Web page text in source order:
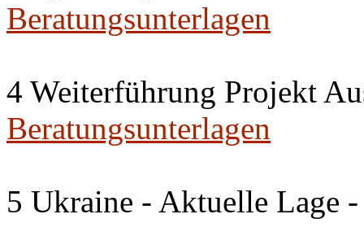
Beratungsunterlagen
4 Weiterführung Projekt
Beratungsunterlagen
5 Ukraine - Aktuelle Lage